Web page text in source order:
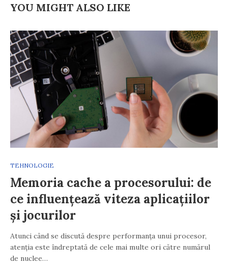
YOU MIGHT ALSO LIKE
TEHNOLOGIE
Memoria cache a procesorului: de
ce influențează viteza aplicațiilor
și jocurilor
Atunci când se discută despre performanța unui procesor,
atenția este îndreptată de cele mai multe ori către numărul
de nuclee…